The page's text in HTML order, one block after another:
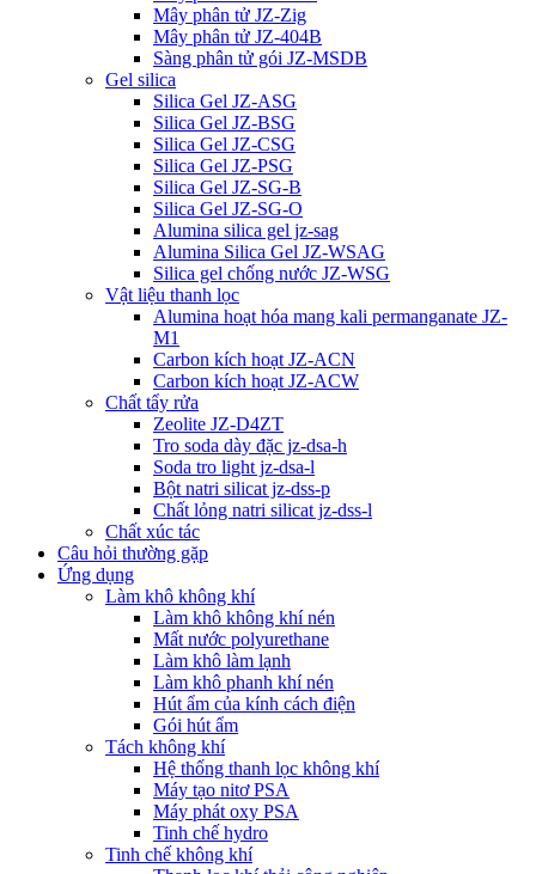
Mây phân tử JZ-Zig
Mây phân tử JZ-404B
Sàng phân tử gói JZ-MSDB
Gel silica
Silica Gel JZ-ASG
Silica Gel JZ-BSG
Silica Gel JZ-CSG
Silica Gel JZ-PSG
Silica Gel JZ-SG-B
Silica Gel JZ-SG-O
Alumina silica gel jz-sag
Alumina Silica Gel JZ-WSAG
Silica gel chống nước JZ-WSG
Vật liệu thanh lọc
Alumina hoạt hóa mang kali permanganate JZ-
M1
Carbon kích hoạt JZ-ACN
Carbon kích hoạt JZ-ACW
Chất tẩy rửa
Zeolite JZ-D4ZT
Tro soda dày đặc jz-dsa-h
Soda tro light jz-dsa-l
Bột natri silicat jz-dss-p
Chất lỏng natri silicat jz-dss-l
Chất xúc tác
Câu hỏi thường gặp
Ứng dụng
Làm khô không khí
Làm khô không khí nén
Mất nước polyurethane
Làm khô làm lạnh
Làm khô phanh khí nén
Hút ẩm của kính cách điện
Gói hút ẩm
Tách không khí
Hệ thống thanh lọc không khí
Máy tạo nitơ PSA
Máy phát oxy PSA
Tinh chế hydro
Tinh chế không khí